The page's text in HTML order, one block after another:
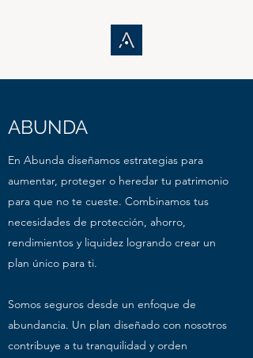
ABUNDA
En Abunda diseñamos estrategias para
aumentar, proteger o heredar tu patrimonio
para que no te cueste. Combinamos tus
necesidades de protección, ahorro,
rendimientos y liquidez logrando crear un
plan único para ti.
Somos seguros desde un enfoque de
abundancia. Un plan diseñado con nosotros
contribuye a tu tranquilidad y orden